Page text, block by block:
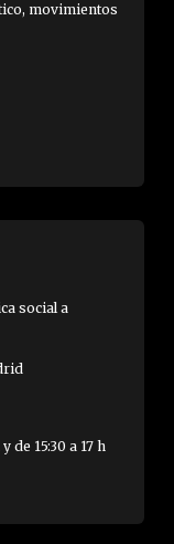
movimientos
social a
de 15:30 a 17 h